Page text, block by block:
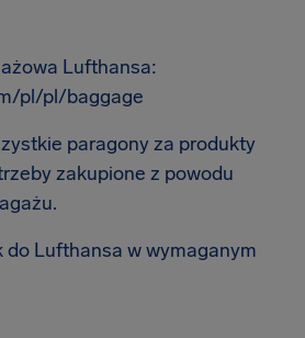
Lufthansa:
pl/pl/baggage
paragony za produkty
zakupione z powodu
do Lufthansa w wymaganym